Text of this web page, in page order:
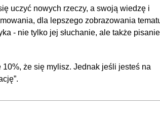
uczyć nowych rzeczy, a swoją wiedzę i
dla lepszego zobrazowania
- nie tylko jej słuchanie, ale także
że się mylisz. Jednak jeśli jesteś na